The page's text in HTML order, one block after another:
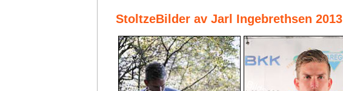
StoltzeBilder av Jarl Ingebrethsen 2013